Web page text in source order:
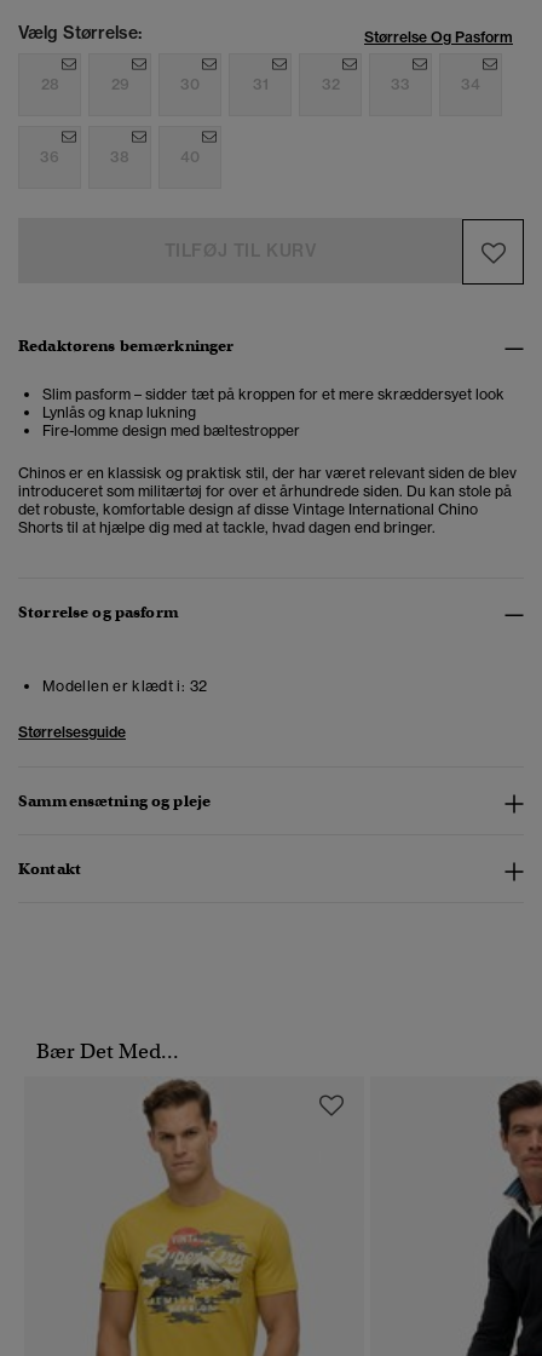
Vælg Størrelse: Størrelse Og Pasform
28 29 30 31 32 33 34
36 38 40
Redaktørens bemærkninger
Slim pasform – sidder tæt på kroppen for et mere skræddersyet look
Lynlås og knap lukning
Fire-lomme design med bæltestropper
Chinos er en klassisk og praktisk stil, der har været relevant siden de blev
introduceret som militærtøj for over et århundrede siden. Du kan stole på
det robuste, komfortable design af disse Vintage International Chino
Shorts til at hjælpe dig med at tackle, hvad dagen end bringer.
Størrelse og pasform
Modellen er klædt i: 32
Størrelsesguide
Sammensætning og pleje
Kontakt
Bær Det Med...